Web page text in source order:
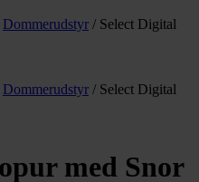
Dommerudstyr / Select Digital
Dommerudstyr / Select Digital
med Snor